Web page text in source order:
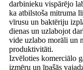
darbinieku vispārējo
ka atbilstoša mitruma
vīrusu un baktēriju
dienas un uzlabojot
vide uzlabo morāli un
produktivitāti.
Izvēloties komerciālo
izmēru un īpašās